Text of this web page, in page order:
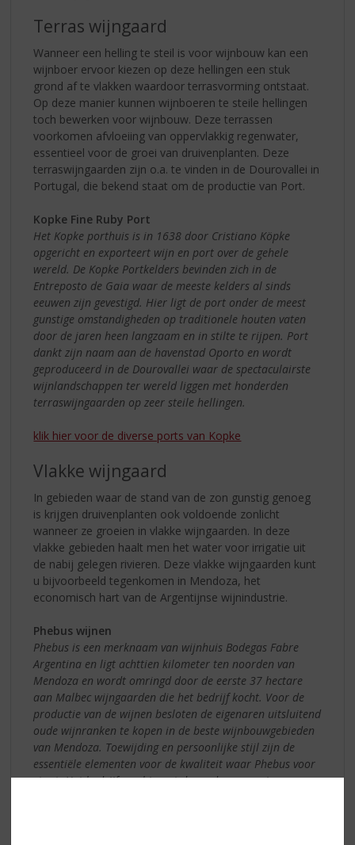
Terras wijngaard
Wanneer een helling te steil is voor wijnbouw kan een
wijnboer ervoor kiezen op deze hellingen een stuk
grond af te vlakken waardoor terrasvorming ontstaat.
Op deze manier kunnen wijnboeren te steile hellingen
toch bewerken voor wijnbouw. Deze terrassen
voorkomen afvloeiing van oppervlakkig regenwater,
essentieel voor de groei van druivenplanten. Deze
terraswijngaarden zijn o.a. te vinden in de Dourovallei in
Portugal, die bekend staat om de productie van Port.
Kopke Fine Ruby Port
Het Kopke porthuis is in 1638 door Cristiano Köpke
opgericht en exporteert wijn en port over de gehele
wereld. De Kopke Portkelders bevinden zich in de
Entreposto de Gaia waar de meeste kelders al sinds
eeuwen zijn gevestigd. Hier ligt de port onder de meest
gunstige omstandigheden op traditionele houten vaten
door de jaren heen langzaam en in stilte te rijpen. Port
dankt zijn naam aan de havenstad Oporto en wordt
geproduceerd in de Dourovallei waar de spectaculairste
wijnlandschappen ter wereld liggen met honderden
terraswijngaarden op zeer steile hellingen.
klik hier voor de diverse ports van Kopke
Vlakke wijngaard
In gebieden waar de stand van de zon gunstig genoeg
is krijgen druivenplanten ook voldoende zonlicht
wanneer ze groeien in vlakke wijngaarden. In deze
vlakke gebieden haalt men het water voor irrigatie uit
de nabij gelegen rivieren. Deze vlakke wijngaarden kunt
u bijvoorbeeld tegenkomen in Mendoza, het
economisch hart van de Argentijnse wijnindustrie.
Phebus wijnen
Phebus is een merknaam van wijnhuis Bodegas Fabre
Argentina en ligt achttien kilometer ten noorden van
Mendoza en wordt omringd door de eerste 37 hectare
aan Malbec wijngaarden die het bedrijf kocht. Voor de
productie van de wijnen besloten de eigenaren uitsluitend
oude wijnranken te kopen in de beste wijnbouwgebieden
van Mendoza. Toewijding en persoonlijke stijl zijn de
essentiële elementen voor de kwaliteit waar Phebus voor
staat. Het bedrijf combineert de moderne manier van